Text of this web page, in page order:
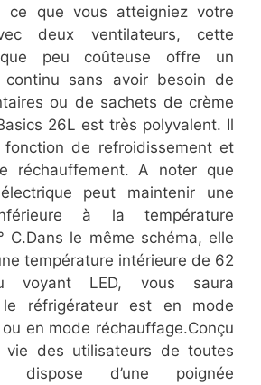
ce que vous atteigniez votre
deux ventilateurs, cette
peu coûteuse offre un
continu sans avoir besoin de
ou de sachets de crème
26L est très polyvalent. Il
de refroidissement et
réchauffement. A noter que
peut maintenir une
à la température
C.Dans le même schéma, elle
température intérieure de 62
voyant LED, vous saura
réfrigérateur est en mode
en mode réchauffage.Conçu
vie des utilisateurs de toutes
dispose d’une poignée